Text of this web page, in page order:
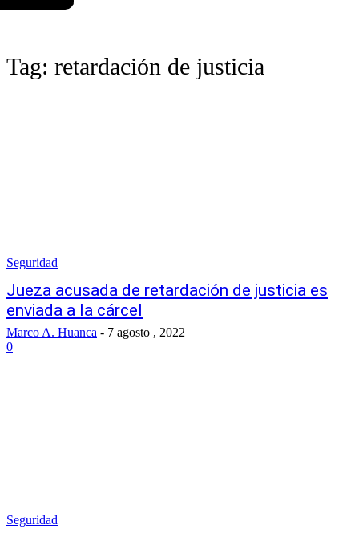
Tag: retardación de justicia
Seguridad
Jueza acusada de retardación de justicia es
enviada a la cárcel
Marco A. Huanca - 7 agosto , 2022
0
Seguridad